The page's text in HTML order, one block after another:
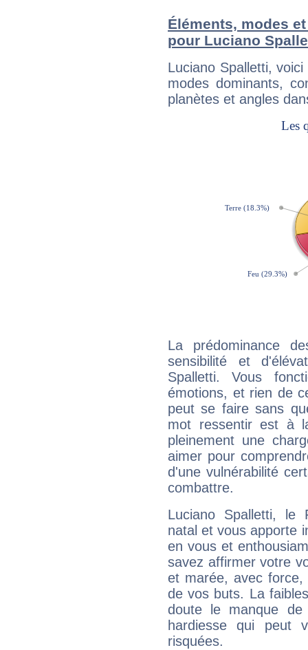
Éléments, modes
pour Luciano
Luciano Spalletti,
modes dominants,
planètes et angles
La prédominance
sensibilité et
Spalletti. Vous
émotions, et rien de
peut se faire sans
mot ressentir est à
pleinement une
aimer pour
d'une vulnérabilité
combattre.
Luciano Spalletti, le
natal et vous apporte
en vous et
savez affirmer votre
et marée, avec
de vos buts. La
doute le manque
hardiesse qui peut
risquées.